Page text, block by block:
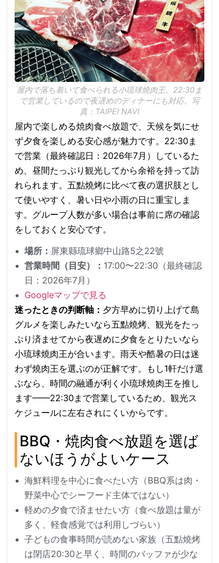
屋内で落ち着いて食べられる小琉球燒肉王。22:30ま
で営業しているので夜遅めのディナーにも対応。写
真：TAIPEI NAVI
屋内で楽しめる焼肉食べ放題で、天候を気にせ
ず夕食を楽しめる安心感が魅力です。22:30ま
で営業（最終確認日：2026年7月）しているた
め、昼間たっぷり観光してから余裕を持って訪
れられます。五點燒烤に比べて夜の選択肢とし
て使いやすく、暑い日や小雨の日に重宝しま
す。グループ人数が多い場合は事前に席の確認
をしておくと安心です。
場所： 屏東縣琉球鄉中山路5之22號
営業時間（目安）： 17:00〜22:30（最終確認
日：2026年7月）
Googleマップで見る
迷ったときの判断軸： 夕方早めに切り上げて島
グルメを楽しみたいなら五點燒烤、観光をたっ
ぷり済ませてから夜遅めに夕食をとりたいなら
小琉球燒肉王が合います。雨天や酷暑の日は迷
わず燒肉王を選ぶのが正解です。もし1軒だけ選
ぶなら、時間の融通が利く小琉球燒肉王を推し
ます——22:30まで営業しているため、観光ス
ケジュールに左右されにくいからです。
BBQ・焼肉食べ放題を選ば
ないほうがよいケース
海鮮料理を中心に食べたい方（BBQ系は肉・
野菜中心でシーフード主体ではない）
軽めの夕食で済ませたい方（食べ放題は量が
多く、軽食感覚では利用しづらい）
子どもの食事時間が読めない家族（五點燒烤
は閉店20:30と早く、時間のバッファが少な